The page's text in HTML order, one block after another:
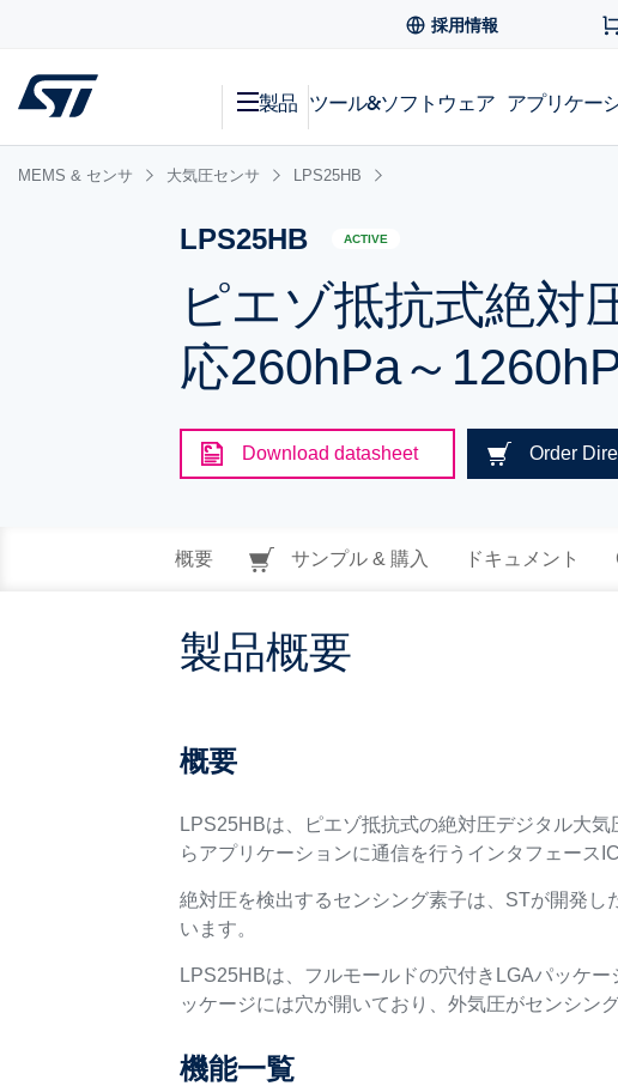
採用情報
製品 ツール&ソフトウェア アプリケー
MEMS & センサ 大気圧センサ LPS25HB
LPS25HB ACTIVE
ピエゾ抵抗式絶対
応260hPa～
Download datasheet Order
概要 サンプル & 購入 ドキュメント
製品概要
概要
LPS25HBは、ピエゾ抵抗式の絶対圧デジタル大
らアプリケーションに通信を行うインタフェース
絶対圧を検出するセンシング素子は、STが開発
います。
LPS25HBは、フルモールドの穴付きLGAパッケ
ッケージには穴が開いており、外気圧がセンシン
機能一覧